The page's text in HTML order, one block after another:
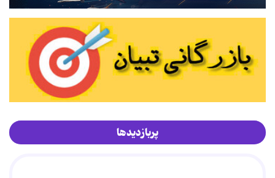
پربازدیدها